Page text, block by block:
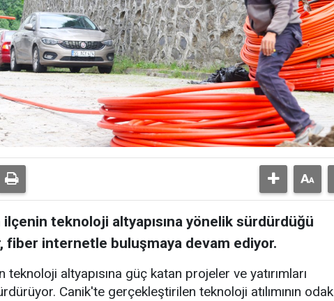
teknoloji altyapısına yönelik sürdürdüğü
fiber internetle buluşmaya devam ediyor.
teknoloji altyapısına güç katan projeler ve yatırımları
Canik'te gerçekleştirilen teknoloji atılımının odak